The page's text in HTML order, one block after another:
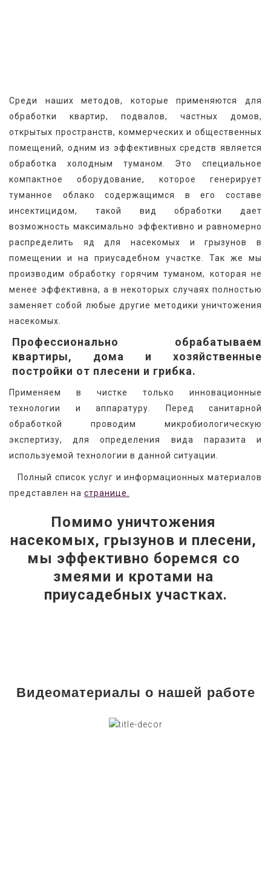
Среди наших методов, которые применяются для
обработки квартир, подвалов, частных домов,
открытых пространств, коммерческих и общественных
помещений, одним из эффективных средств является
обработка холодным туманом. Это специальное
компактное оборудование, которое генерирует
туманное облако содержащимся в его составе
инсектицидом, такой вид обработки дает
возможность максимально эффективно и равномерно
распределить яд для насекомых и грызунов в
помещении и на приусадебном участке. Так же мы
производим обработку горячим туманом, которая не
менее эффективна, а в некоторых случаях полностью
заменяет собой любые другие методики уничтожения
насекомых.
Профессионально обрабатываем
квартиры, дома и хозяйственные
постройки от плесени и грибка.
Применяем в чистке только инновационные
технологии и аппаратуру. Перед санитарной
обработкой проводим микробиологическую
экспертизу, для определения вида паразита и
используемой технологии в данной ситуации.
Полный список услуг и информационных материалов
представлен на странице.
Помимо уничтожения
насекомых, грызунов и плесени,
мы эффективно боремся со
змеями и кротами на
приусадебных участках.
Видеоматериалы о нашей работе